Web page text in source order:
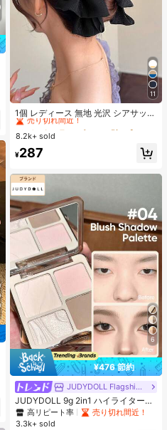
11
1個 レディース 無地 光沢 シアサッカ
ー リボン ヘアクリップ、エレガント
なファッション クロークリップ、日
3cm-15cm)
#6 ベストセラー
ブラック 髪の爪
売り切れ間近！
#6 ベストセラー ブラック 髪の爪
売り切れ間近！
#6 ベストセラー ブラック 髪の爪
売り切れ間近！
#6 ベストセラー
8.2k+ sold
¥287
6
¥476 節約
JUDYDOLL Flagship Store
JUDYDOLL 9g 2in1 ハイライター&
コントアーパレット、マット&シマ
ーブラッシュパレット、初心者、自
高リピート率
売り切れ間近！
3.3k+ sold